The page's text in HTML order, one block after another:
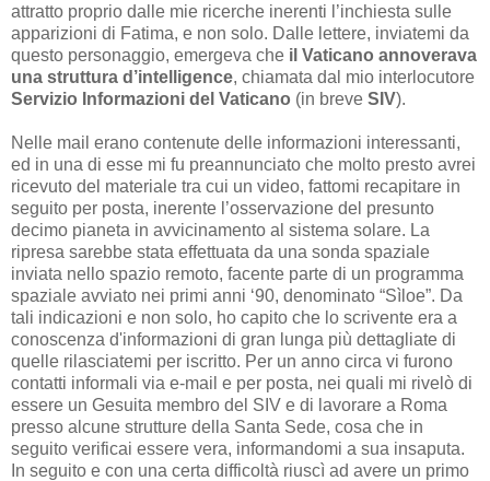
attratto proprio dalle mie ricerche inerenti l’inchiesta sulle
apparizioni di Fatima, e non solo. Dalle lettere, inviatemi da
questo personaggio, emergeva che il Vaticano annoverava
una struttura d’intelligence, chiamata dal mio interlocutore
Servizio Informazioni del Vaticano (in breve SIV).
Nelle mail erano contenute delle informazioni interessanti,
ed in una di esse mi fu preannunciato che molto presto avrei
ricevuto del materiale tra cui un video, fattomi recapitare in
seguito per posta, inerente l’osservazione del presunto
decimo pianeta in avvicinamento al sistema solare. La
ripresa sarebbe stata effettuata da una sonda spaziale
inviata nello spazio remoto, facente parte di un programma
spaziale avviato nei primi anni ‘90, denominato “Sìloe”. Da
tali indicazioni e non solo, ho capito che lo scrivente era a
conoscenza d'informazioni di gran lunga più dettagliate di
quelle rilasciatemi per iscritto. Per un anno circa vi furono
contatti informali via e-mail e per posta, nei quali mi rivelò di
essere un Gesuita membro del SIV e di lavorare a Roma
presso alcune strutture della Santa Sede, cosa che in
seguito verificai essere vera, informandomi a sua insaputa.
In seguito e con una certa difficoltà riuscì ad avere un primo